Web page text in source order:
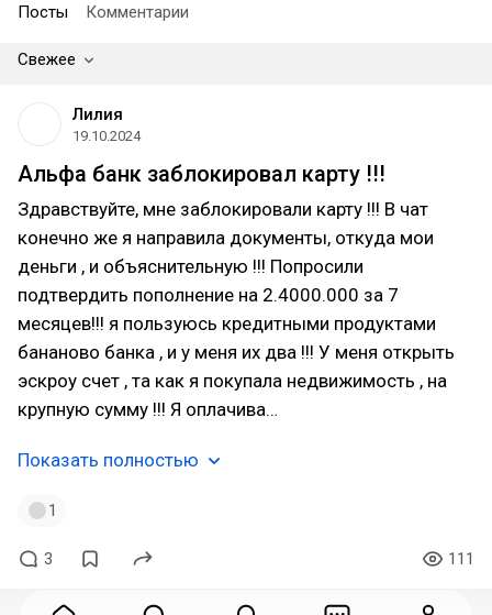
Посты Комментарии
Свежее
Лилия
19.10.2024
Альфа банк заблокировал карту !!!
Здравствуйте, мне заблокировали карту !!! В чат
конечно же я направила документы, откуда мои
деньги , и объяснительную !!! Попросили
подтвердить пополнение на 2.4000.000 за 7
месяцев!!! я пользуюсь кредитными продуктами
бананово банка , и у меня их два !!! У меня открыть
эскроу счет , та как я покупала недвижимость , на
крупную сумму !!! Я оплачива…
Показать полностью
1
3 111